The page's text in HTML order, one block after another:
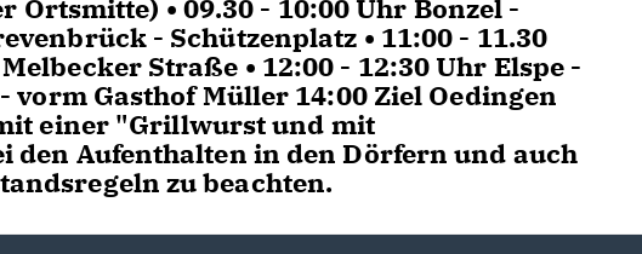
• 09.30 - 10:00 Uhr Bonzel -
- Schützenplatz • 11:00 - 11.30
Straße • 12:00 - 12:30 Uhr Elspe -
vorm Gasthof Müller 14:00 Ziel Oedingen
einer "Grillwurst und mit
Aufenthalten in den Dörfern und auch
zu beachten.